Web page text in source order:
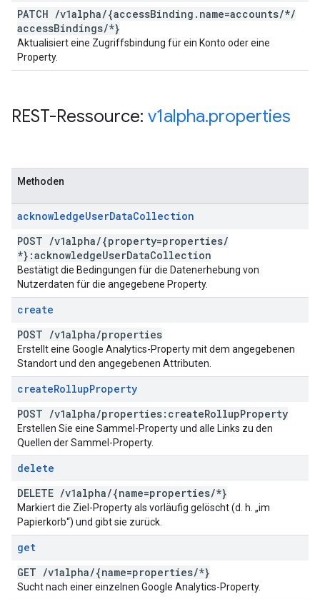
PATCH /v1alpha/{accessBinding . name=accounts/*/
accessBindings/*}
Aktualisiert eine Zugriffsbindung für ein Konto oder eine
Property.
REST-Ressource: v1alpha.properties
Methoden
acknowledgeUserDataCollection
POST /v1alpha/{property=properties/
*}:acknowledgeUserDataCollection
Bestätigt die Bedingungen für die Datenerhebung von
Nutzerdaten für die angegebene Property.
create
POST /v1alpha/properties
Erstellt eine Google Analytics-Property mit dem angegebenen
Standort und den angegebenen Attributen.
createRollupProperty
POST /v1alpha/properties:createRollupProperty
Erstellen Sie eine Sammel-Property und alle Links zu den
Quellen der Sammel-Property.
delete
DELETE /v1alpha/{name=properties/*}
Markiert die Ziel-Property als vorläufig gelöscht (d. h. „im
Papierkorb“) und gibt sie zurück.
get
GET /v1alpha/{name=properties/*}
Sucht nach einer einzelnen Google Analytics-Property.